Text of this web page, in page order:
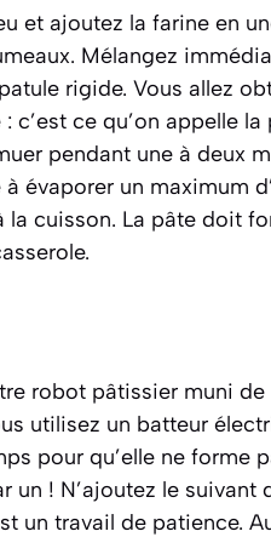
et ajoutez la farine en
Mélangez
rigide. Vous allez
ce qu’on appelle la
pendant une à deux
évaporer un maximum
la cuisson. La pâte doit
robot pâtissier muni de
utilisez un batteur
pour qu’elle ne forme
! N’ajoutez le suivant
un travail de patience.